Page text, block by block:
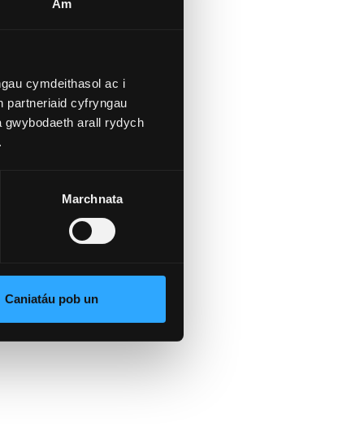
Am
cymdeithasol ac i
partneriaid cyfryngau
gwybodaeth arall rydych
Marchnata
Caniatáu pob un